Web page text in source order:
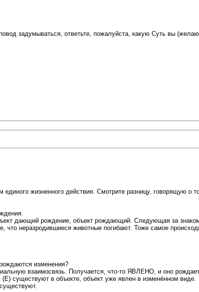
задумываться, ответьте, пожалуйста, какую Суть вы
жизненного действия. Смотрите разницу, говорящую о
дающий рождение, объект рождающий. Следующая за
неразродившиеся животные погибают. Тоже самое
изменения?
взаимосвязь. Получается, что-то ЯВЛЕНО, и оно
существуют в объекте, объект уже явлен в изменённом виде.